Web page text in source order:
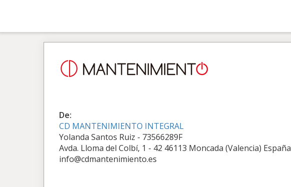
De:
CD MANTENIMIENTO INTEGRAL
Yolanda Santos Ruiz - 73566289F
Avda. Lloma del Colbí, 1 - 42 46113 Moncada (Valencia) España
info@cdmantenimiento.es